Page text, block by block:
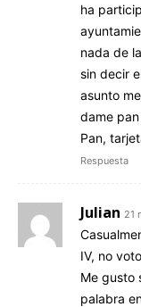
ha
nada de
sin decir
asunto
dame
Pan,
Respuesta
Julian 21
IV, no
Me gusto
palabra